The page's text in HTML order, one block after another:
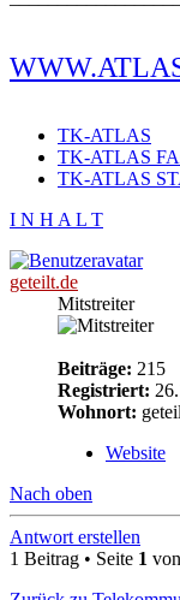
TK-ATLAS
TK-ATLAS
TK-ATLAS
I N H A L T
geteilt.de
Mitstreiter
Beiträge: 215
Registriert:
Wohnort:
Website
Nach oben
Antwort erstellen
1 Beitrag • Seite 1 von